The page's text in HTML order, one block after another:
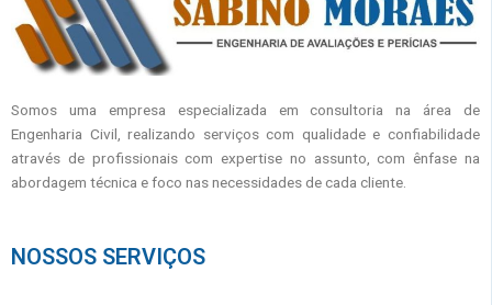
Somos uma empresa especializada em consultoria na área de
Engenharia Civil, realizando serviços com qualidade e confiabilidade
através de profissionais com expertise no assunto, com ênfase na
abordagem técnica e foco nas necessidades de cada cliente.
NOSSOS SERVIÇOS